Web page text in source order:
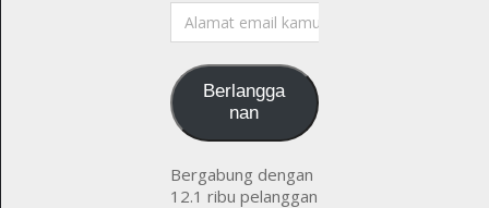
Alamat
email
Berlangga
nan
Bergabung dengan
12.1 ribu pelanggan